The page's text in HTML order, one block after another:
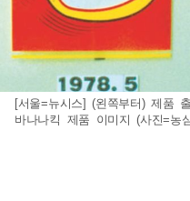
[서울=뉴시스] (왼쪽부터) 제품
바나나킥 제품 이미지 (사진=